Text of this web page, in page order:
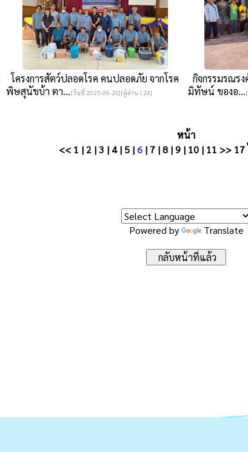
โครงการสัตว์ปลอดโรค คนปลอดภัย จากโรค
พิษสุนัขบ้า ตา...[วันที่ 2025-06-20][ผู้อ่าน 124]
กิจกรรมรณร
มิทัษน์ ของอ...
หน้า
<< 1 |2|3 | 4| 5|6| 7|8|9| 10| 11 >> 17
Powered by Translate